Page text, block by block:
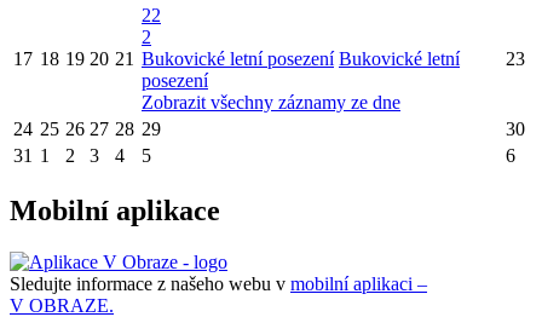
17 18 19 20 21
22
2
Bukovické letní posezení Bukovické letní
posezení
Zobrazit všechny záznamy ze dne
23
24 25 26 27 28 29
30
31 1 2 3 4 5 6
Mobilní aplikace
Sledujte informace z našeho webu v mobilní aplikaci –
V OBRAZE.